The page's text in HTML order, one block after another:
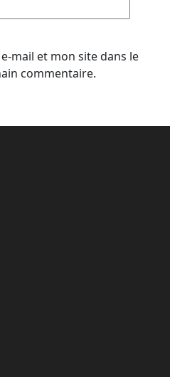
mail et mon site dans le
commentaire.